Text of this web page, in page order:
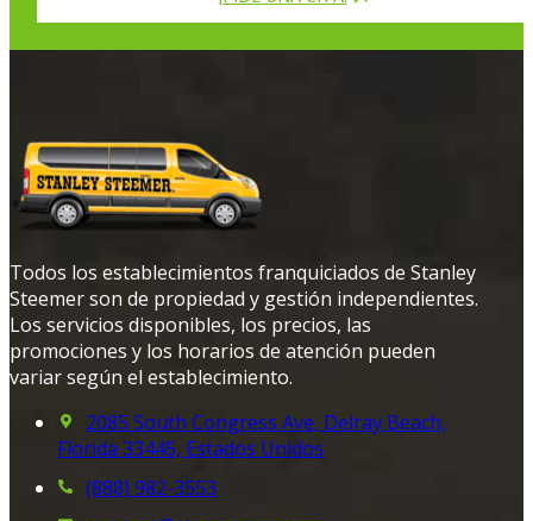
Todos los establecimientos franquiciados de Stanley
Steemer son de propiedad y gestión independientes.
Los servicios disponibles, los precios, las
promociones y los horarios de atención pueden
variar según el establecimiento.
2085 South Congress Ave, Delray Beach,
Florida 33445, Estados Unidos
(888) 982-3553